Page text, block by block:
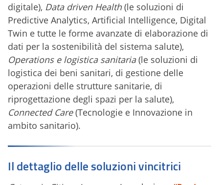
digitale), Data driven Health(le soluzioni di
Predictive Analytics, Artificial Intelligence, Digital
Twin e tutte le forme avanzate di elaborazione di
dati per la sostenibilità del sistema salute),
Operations e logistica sanitaria(le soluzioni di
logistica dei beni sanitari, di gestione delle
operazioni delle strutture sanitarie, di
riprogettazione degli spazi per la salute),
Connected Care(Tecnologie e Innovazione in
ambito sanitario).
Il dettaglio delle soluzioni vincitrici